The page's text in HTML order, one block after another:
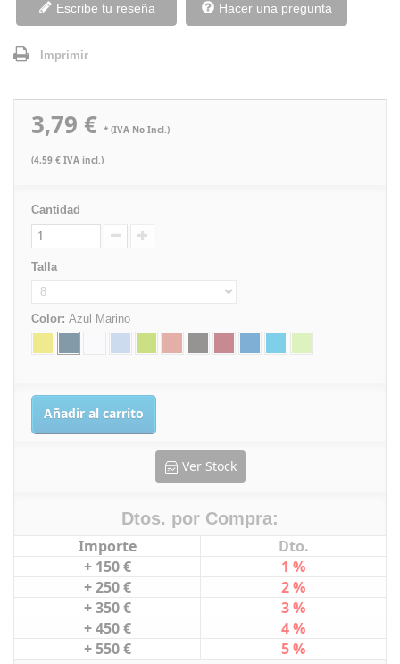
Escribe tu reseña Hacer una pregunta
Imprimir
3,79 € * (IVA No Incl.)
(4,59 € IVA incl.)
Cantidad
Talla
Color: Azul Marino
Añadir al carrito
Ver Stock
Dtos. por Compra:
Importe
Dto.
+ 150 €
1 %
+ 250 €
2 %
+ 350 €
3 %
+ 450 €
4 %
+ 550 €
5 %